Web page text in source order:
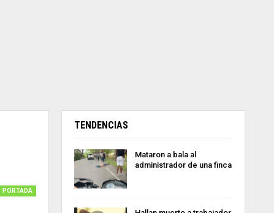
PORTADA
TENDENCIAS
Mataron a bala al
administrador de una finca